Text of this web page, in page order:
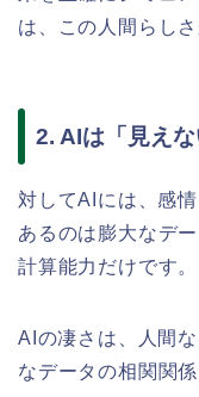
は、この人間らし
2. AIは「見え
対してAIには、感
あるのは膨大なデ
計算能力だけです。
AIの凄さは、人間
なデータの相関関